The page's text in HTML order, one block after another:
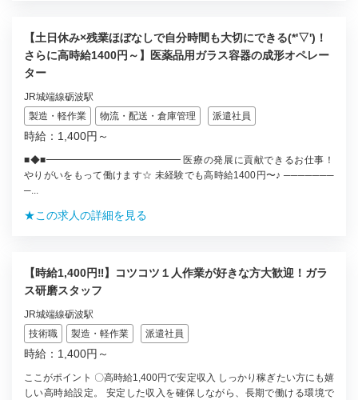
【土日休み×残業ほぼなしで自分時間も大切にできる(*'▽')！
さらに高時給1400円～】医薬品用ガラス容器の成形オペレー
ター
JR城端線砺波駅
製造・軽作業
物流・配送・倉庫管理 派遣社員
時給：1,400円～
■◆■━━━━━━━━━━━━━━ 医療の発展に貢献できるお仕事！
やりがいをもって働けます☆ 未経験でも高時給1400円〜♪ ───────
─...
★この求人の詳細を見る
【時給1,400円‼】コツコツ１人作業が好きな方大歓迎！ガラ
ス研磨スタッフ
JR城端線砺波駅
技術職
製造・軽作業 派遣社員
時給：1,400円～
ここがポイント 〇高時給1,400円で安定収入 しっかり稼ぎたい方にも嬉
しい高時給設定。 安定した収入を確保しながら、長期で働ける環境で